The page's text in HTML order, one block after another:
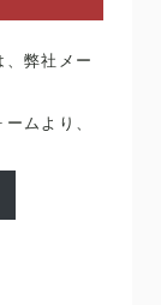
弊社メー
ムより、